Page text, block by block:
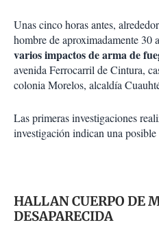
Unas cinco horas antes,
hombre de aproximadamente 30
varios impactos de arma de
avenida Ferrocarril de Cintura,
colonia Morelos, alcaldía
Las primeras investigaciones
investigación indican una posible
HALLAN CUERPO DE
DESAPARECIDA